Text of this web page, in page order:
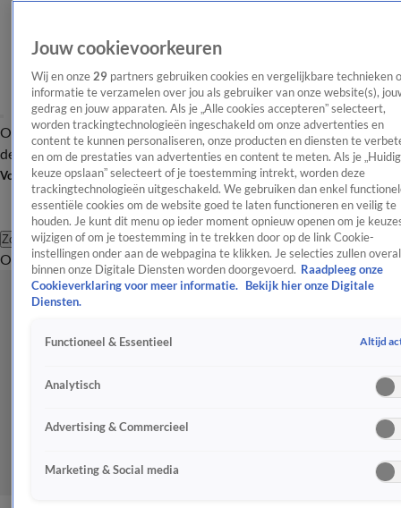
OverzichtAfleveringen Entertainment TV Algemeen
Tip
de redactieNieuwsbrief
Volg Shownieuws
Zoeken
OverzichtEntertainmentSpraakmakendRealityCrimeVideo's
Jouw cookievoorkeuren
Wij en onze 29 partners gebruiken cookies en vergelijkbare technieken
informatie te verzamelen over jou als gebruiker van onze website(s),
gedrag en jouw apparaten. Als je „Alle cookies accepteren” selecteert,
worden trackingtechnologieën ingeschakeld om onze advertenties en
content te kunnen personaliseren, onze producten en diensten te
en om de prestaties van advertenties en content te meten. Als je
keuze opslaan” selecteert of je toestemming intrekt, worden deze
trackingtechnologieën uitgeschakeld. We gebruiken dan enkel
essentiële cookies om de website goed te laten functioneren en veilig te
houden. Je kunt dit menu op ieder moment opnieuw openen om je
wijzigen of om je toestemming in te trekken door op de link Cookie-
instellingen onder aan de webpagina te klikken. Je selecties zullen overal
binnen onze Digitale Diensten worden doorgevoerd. Raadpleeg onze
Cookieverklaring voor meer informatie.
Bekijk hier onze Digitale
Diensten.
Functioneel & Essentieel Altijd
Analytisch
Advertising & Commercieel
Marketing & Social media